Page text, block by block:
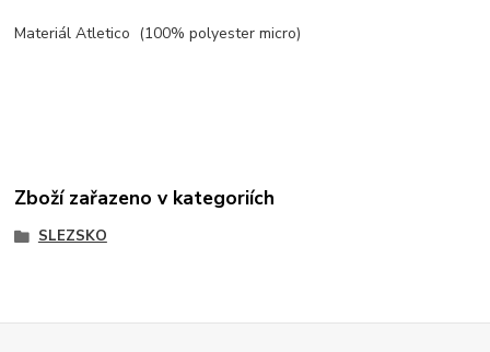
Materiál Atletico (100% polyester micro)
Zboží zařazeno v kategoriích
SLEZSKO